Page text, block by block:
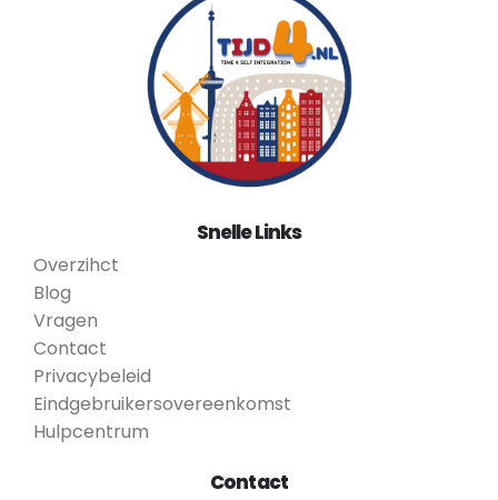
Snelle Links
Overzihct
Blog
Vragen
Contact
Privacybeleid
Eindgebruikersovereenkomst
Hulpcentrum
Contact